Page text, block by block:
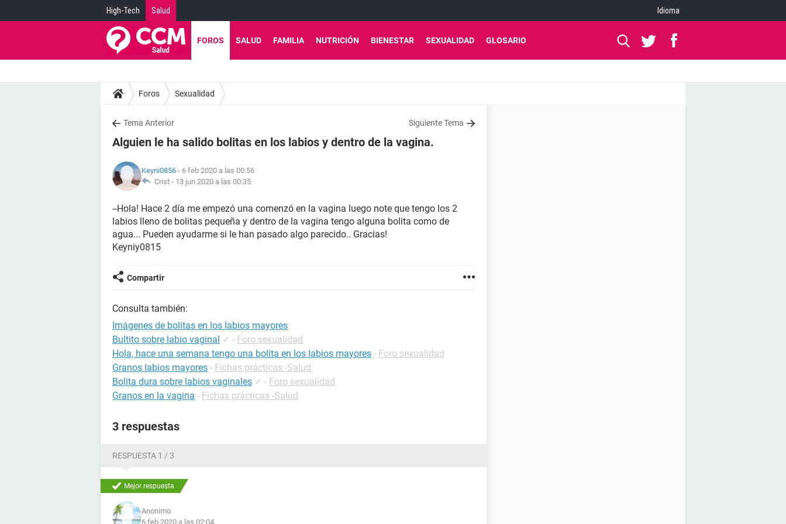
High-Tech Salud Idioma
FOROS SALUD FAMILIA NUTRICIÓN BIENESTAR SEXUALIDAD GLOSARIO
Foros Sexualidad
Tema Anterior Siguiente Tema
Alguien le ha salido bolitas en los labios y dentro de la vagina.
Keyni0856 - 6 feb 2020 a las 00:56
Crist - 13 jun 2020 a las 00:35
--Hola! Hace 2 día me empezó una comenzó en la vagina luego note que tengo los 2
labios lleno de bolitas pequeña y dentro de la vagina tengo alguna bolita como de
agua... Pueden ayudarme si le han pasado algo parecido.. Gracias!
Keyniy0815
Compartir
Consulta también:
Imágenes de bolitas en los labios mayores
Bultito sobre labio vaginal ✓ - Foro sexualidad
Hola, hace una semana tengo una bolita en los labios mayores - Foro sexualidad
Granos labios mayores - Fichas prácticas -Salud
Bolita dura sobre labios vaginales ✓ - Foro sexualidad
Granos en la vagina - Fichas prácticas -Salud
3 respuestas
RESPUESTA 1 / 3
Mejor respuesta
Anonimo
6 feb 2020 a las 02:04